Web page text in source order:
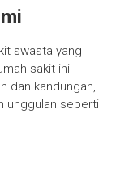
swasta yang
sakit ini
dan kandungan,
unggulan seperti